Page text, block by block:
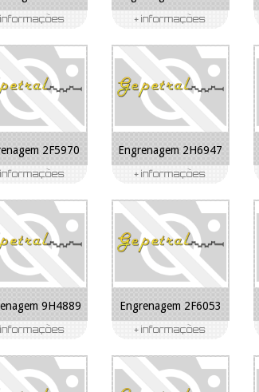
2F5970 Engrenagem 2H6947
9H4889 Engrenagem 2F6053